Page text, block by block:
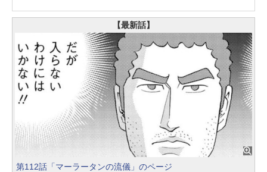
【最新話】
第112話「マーラータンの流儀」のページ